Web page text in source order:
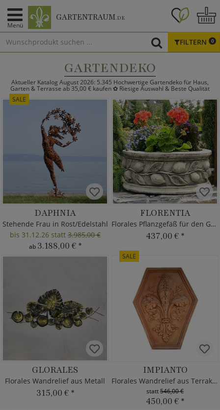
Menü
GARTENTRAUM.DE
FILTERN 0
GARTENDEKO
Aktueller Katalog August 2026: 5.345 Hochwertige Gartendeko für Haus,
Garten & Terrasse ab 35,00 € kaufen ✿ Riesige Auswahl & Beste Qualität
SALE
DAPHNIA
Stehende Frau in Rost/Edelstahl
bis 31.12.26 statt3.985,00 €
ab 3.188,00 € *
FLORENTIA
Florales Pflanzgefäß für den Garten
437,00 € *
GLORALES
Florales Wandrelief aus Metall
315,00 € *
SALE
IMPIANTO
Florales Wandrelief aus Terrakotta
statt546,00 €
450,00 € *